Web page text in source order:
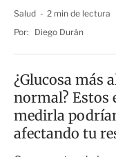
Salud
2 min de lectura
Por:
Diego Durán
¿Glucosa más
normal? Estos
medirla
afectando tu